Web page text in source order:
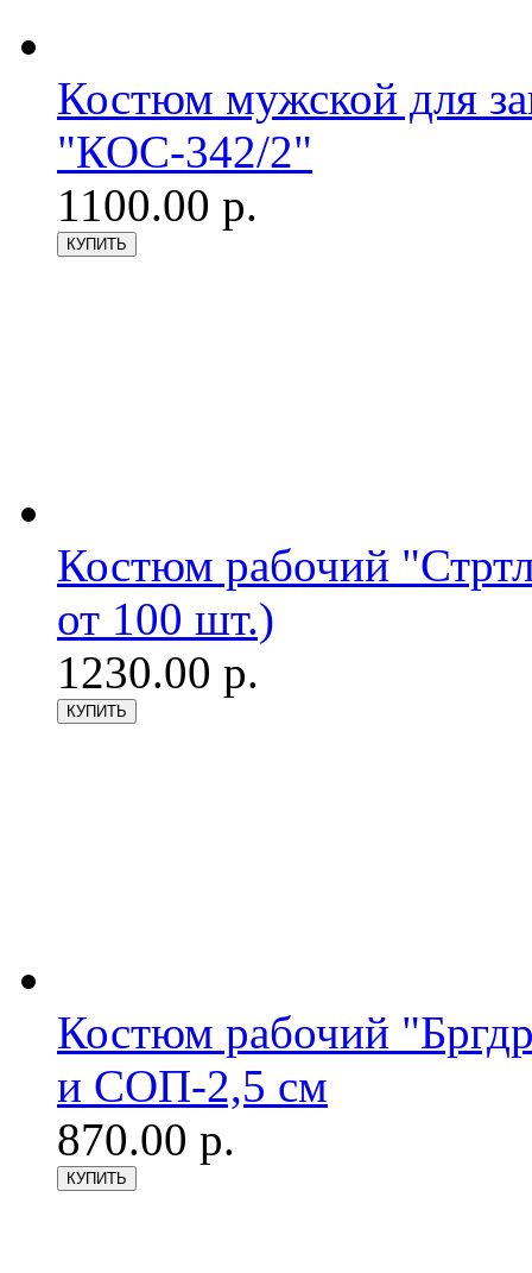
Костюм мужской для
"КОС-342/2"
1100.00 р.
Костюм рабочий
от 100 шт.)
1230.00 р.
Костюм рабочий
и СОП-2,5 см
870.00 р.